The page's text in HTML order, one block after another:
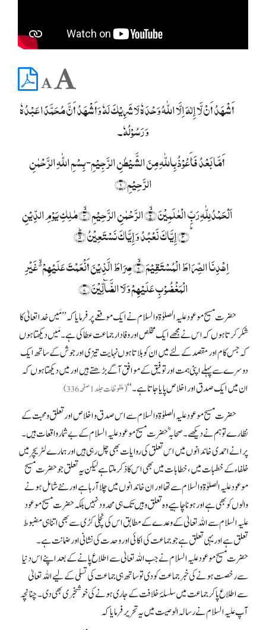
أَشْھَدُ أَنْ لَّا إِلٰہَ اِلَّا اللّٰہُ وَحْدَہٗ لَا شَرِیْکَ لَہٗ وَأَشْھَدُ أَنَّ مُحَمَّدًا عَبْدُہٗ
وَ رَسُوْلُہٗ۔
أَمَّا بَعْدُ فَأَعُوْذُ بِاللّٰہِ مِنَ الشَّیْطٰنِ الرَّجِیْمِ- بِسۡمِ اللّٰہِ الرَّحۡمٰنِ
الرَّحِیۡمِ﴿۱﴾
اَلۡحَمۡدُلِلّٰہِ رَبِّ الۡعٰلَمِیۡنَ ۙ﴿۲﴾ الرَّحۡمٰنِ الرَّحِیۡمِ ۙ﴿۳﴾ مٰلِکِ یَوۡمِ الدِّیۡنِ
ؕ﴿۴﴾إِیَّاکَ نَعۡبُدُ وَ إِیَّاکَ نَسۡتَعِیۡنُ ؕ﴿۵﴾
اِہۡدِنَا الصِّرَاطَ الۡمُسۡتَقِیۡمَ ۙ﴿۶﴾ صِرَاطَ الَّذِیۡنَ أَنۡعَمۡتَ عَلَیۡہِمۡ ۬ۙ غَیۡرِ
الۡمَغۡضُوۡبِ عَلَیۡہِمۡ وَ لَا الضَّآلِّیۡنَ﴿۷﴾
حضرت مسیح موعود علیہ الصلوٰۃ والسلام نے ایک موقعےپر فرمایا کہ ’’مَیں خدا تعالیٰ کا
شکر کرتا ہوں کہ اس نے مجھے ایک مخلص اور وفا دار جماعت عطا کی ہے۔ مَیں دیکھتا ہوں
کہ جس کام اور مقصد کے لئے میں ان کو بلاتا ہوں نہایت تیزی اور جوش کے ساتھ ایک
دوسرے سے پہلے اپنی ہمت اور توفیق کے موافق آگے بڑھتے ہیں اور میں دیکھتا ہوں کہ
ان میں ایک صدق اور اخلاص پایا جاتا ہے۔‘‘(ملفوظات جلد 1 صفحہ 336)
حضرت مسیح موعود علیہ الصلوٰۃ والسلام سے اس صدق و اخلاص اور تعلق و محبت کے
نظارے تو ہم نے دیکھے۔ صحابہؓ حضرت مسیح موعود علیہ السلام کے بے شمار واقعات ہیں۔
پرانے احمدی خاندانوں میں اس تعلق کی روایات بھی چل رہی ہیں اور ہمارے لٹریچر میں
خلفاء کے خطبات میں، خطابات میں بھی اس کا ذکر ملتا ہے لیکن یہ تعلق جو حضرت مسیح
موعود علیہ الصلوٰۃ والسلام سے تھا اور ان خاندانوں میں چلا آ رہا ہے اور نئے شامل ہونے
والوں کو بھی ہے اور ہونا چاہیے وہ تعلق وہیں تک ہی محدودنہیں بلکہ حضرت مسیح موعود
علیہ السلام سے اللہ تعالیٰ کے وعدے کے مطابق اس کی نچلی کڑی سے بھی اتنا ہی مضبوط
تعلق ہے اور یہی تعلق ہے جو جماعت کی اکائی اور وحدت کی نشانی اور ضمانت ہے۔
حضرت مسیح موعود علیہ السلام نے جب اللہ تعالیٰ سے اطلاع پانے کے بعد اپنے اس دنیا
سے رخصت ہونے کی خبر جماعت کو دی تو ساتھ ہی جماعت کی تسلی کے لیے اللہ تعالیٰ
سے اطلاع پا کر جماعت میں سلسلۂ خلافت کے جاری ہونے کی خوشخبری بھی دی۔ چنانچہ
آپ علیہ السلام نے رسالہ الوصیت میں یہ تحریر فرمایا کہ